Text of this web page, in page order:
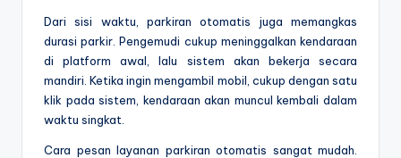
Dari sisi waktu, parkiran otomatis juga memangkas
durasi parkir. Pengemudi cukup meninggalkan kendaraan
di platform awal, lalu sistem akan bekerja secara
mandiri. Ketika ingin mengambil mobil, cukup dengan satu
klik pada sistem, kendaraan akan muncul kembali dalam
waktu singkat.
Cara pesan layanan parkiran otomatis sangat mudah.